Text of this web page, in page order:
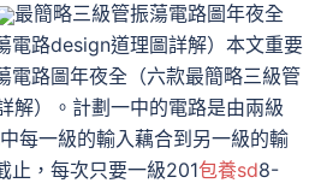
最簡略三級管振蕩電路圖年夜全
電路design道理圖詳解）本文重要
電路圖年夜全（六款最簡略三級管
解）。計劃一中的電路是由兩級
每一級的輸入藕合到另一級的輸
止，每次只要一級201包養sd8-